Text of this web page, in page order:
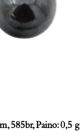
585br, Paino: 0,5 g